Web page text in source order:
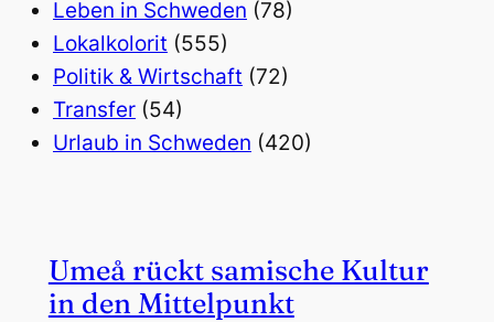
Leben in Schweden (78)
Lokalkolorit (555)
Politik & Wirtschaft (72)
Transfer (54)
Urlaub in Schweden (420)
Umeå rückt samische Kultur
in den Mittelpunkt